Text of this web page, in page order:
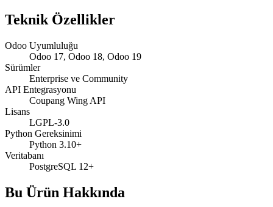
Teknik Özellikler
Odoo Uyumluluğu
Odoo 17, Odoo 18, Odoo 19
Sürümler
Enterprise ve Community
API Entegrasyonu
Coupang Wing API
Lisans
LGPL-3.0
Python Gereksinimi
Python 3.10+
Veritabanı
PostgreSQL 12+
Bu Ürün Hakkında